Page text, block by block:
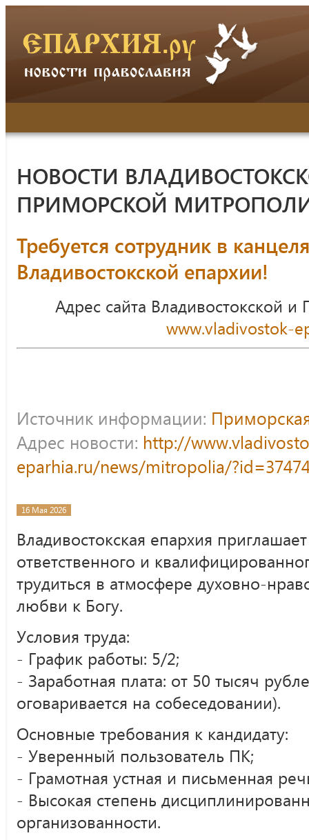
НОВОСТИ
ПРИМОРСКОЙ
Требуется сотрудник в
Владивостокской епархии!
Адрес сайта Владивостокской
www.vladivostok-
Источник информации:
Адрес новости: http://
eparhia.ru/news/mitropolia/
16 Мая 2026
Владивостокская епархия
ответственного и
трудиться в атмосфере духовно-
любви к Богу.
Условия труда:
- График работы: 5/2;
- Заработная плата: от 50 тысяч
оговаривается на собеседовании).
Основные требования к кандидату:
- Уверенный пользователь ПК;
- Грамотная устная и письменная
- Высокая степень
организованности.